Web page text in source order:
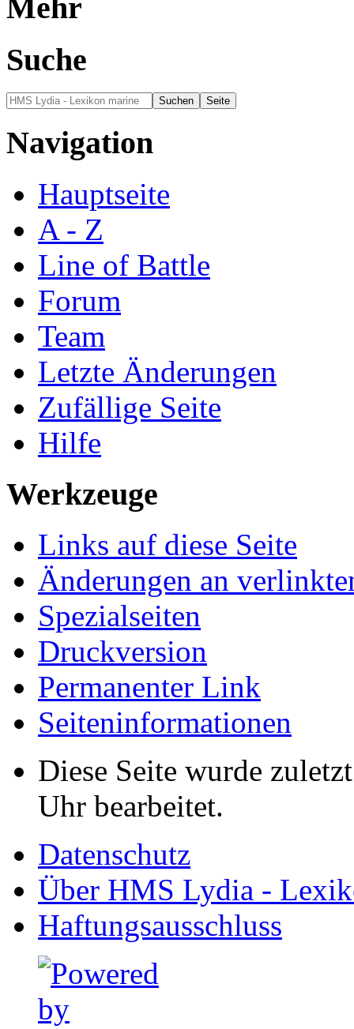
Mehr
Suche
Navigation
Hauptseite
A - Z
Line of Battle
Forum
Team
Letzte Änderungen
Zufällige Seite
Hilfe
Werkzeuge
Links auf diese Seite
Änderungen an
Spezialseiten
Druckversion
Permanenter Link
Seiten­informationen
Diese Seite wurde
Uhr bearbeitet.
Datenschutz
Über HMS Lydia -
Haftungsausschluss